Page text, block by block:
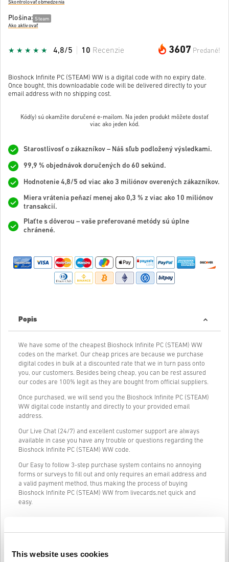
This website uses cookies
Skontrolovať obmedzenia
Plošina: Steam
Ako aktivovať
3607 Predané!
4,8/5 10 Recenzie
Bioshock Infinite PC (STEAM) WW is a digital code with no expiry date.
Once bought, this downloadable code will be delivered directly to your
email address with no shipping cost.
Kód(y) sú okamžite doručené e-mailom. Na jeden produkt môžete dostať
viac ako jeden kód.
Starostlivosť o zákazníkov – Náš sľub podložený výsledkami.
99,9 % objednávok doručených do 60 sekúnd.
Hodnotenie 4,8/5 od viac ako 3 miliónov overených zákazníkov.
Miera vrátenia peňazí menej ako 0,3 % z viac ako 10 miliónov
transakcií.
Plaťte s dôverou – vaše preferované metódy sú úplne
chránené.
Popis
We have some of the cheapest Bioshock Infinite PC (STEAM) WW
codes on the market. Our cheap prices are because we purchase
digital codes in bulk at a discounted rate that we in turn pass onto
you, our customers. Besides being cheap, you can be rest assured
our codes are 100% legit as they are bought from official suppliers.
Once purchased, we will send you the Bioshock Infinite PC (STEAM)
WW digital code instantly and directly to your provided email
address.
Our Live Chat (24/7) and excellent customer support are always
available in case you have any trouble or questions regarding the
Bioshock Infinite PC (STEAM) WW code.
Our Easy to follow 3-step purchase system contains no annoying
forms or surveys to fill out and only requires an email address and
a valid payment method, thus making the process of buying
Bioshock Infinite PC (STEAM) WW from livecards.net quick and
easy.
Ako to funguje na Livecards.net
Vylúčenie zodpovednosti